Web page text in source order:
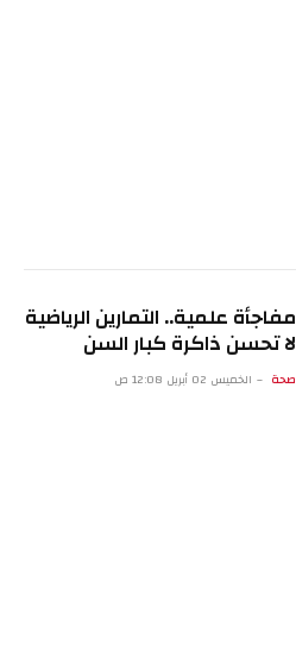
مفاجأة علمية.. التمارين الرياضية
لا تحسن ذاكرة كبار السن
صحة الخميس 02 أبريل 12:08 ص